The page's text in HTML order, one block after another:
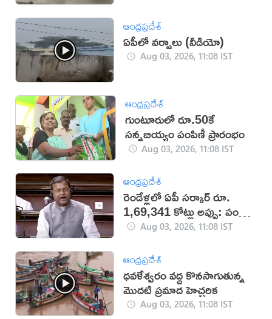
ఆంధ్రప్రదేశ్
ఏపీలో వర్షాలు (వీడియో)
Aug 03, 2026, 11:08 IST
ఆంధ్రప్రదేశ్
గుంటూరులో రూ.50కే
సన్నబియ్యం పంపిణీ ప్రారంభం
Aug 03, 2026, 11:08 IST
ఆంధ్రప్రదేశ్
రెండేళ్లలో ఏపీ సర్కార్ రూ.
1,69,341 కోట్లు అప్పు: పంకజ్
చౌదరిAug 03, 2026, 11:08 IST
ఆంధ్రప్రదేశ్
ధవళేశ్వరం వద్ద కొనసాగుతున్న
మొదటి ప్రమాద హెచ్చరిక
Aug 03, 2026, 11:08 IST